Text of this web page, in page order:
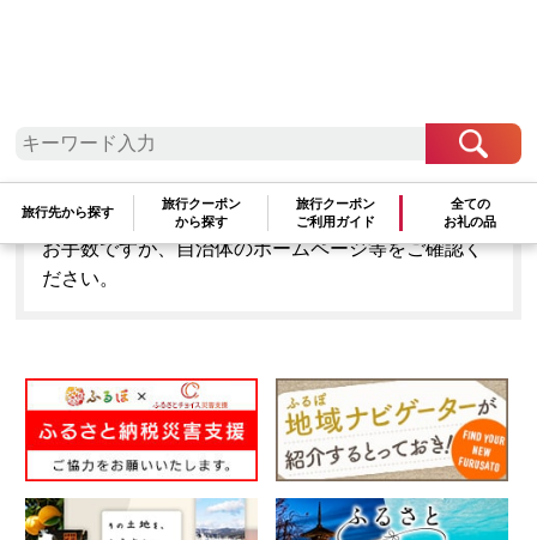
旅行先から探す
旅行クーポン
から探す
旅行クーポン
ご利用ガイド
全ての
お礼の品
「滋賀県湖南市」はふるぽからお申込みをすること
はできません。
お手数ですが、自治体のホームページ等をご確認く
ださい。